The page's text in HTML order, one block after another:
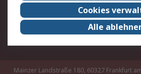
Karriere bei RS
Qualität/Umwelt/Zertifikate
Event-Center
Mainzer Landstraße 180, 60327 Frankfurt
Cookies
Alle